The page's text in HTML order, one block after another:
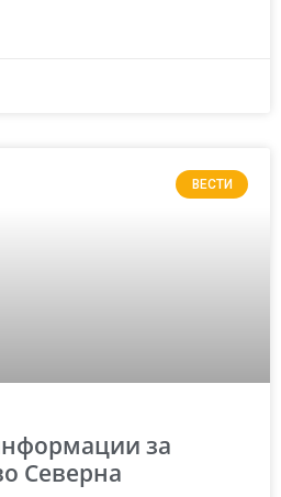
ВЕСТИ
за
Северна